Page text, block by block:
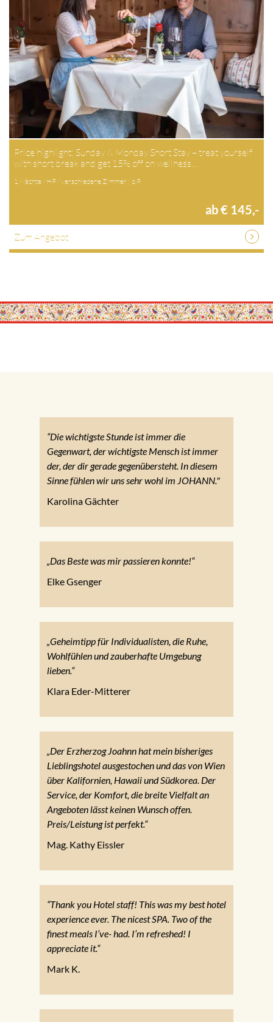
Price highlight: Sunday & Monday Short Stay – treat yourself
with short break and get 15% off on wellness…
1 Nächte / HP / verschiedene Zimmer / p.P.
ab € 145,-
Zum Angebot
“Die wichtigste Stunde ist immer die
Gegenwart, der wichtigste Mensch ist immer
der, der dir gerade gegenübersteht. In diesem
Sinne fühlen wir uns sehr wohl im JOHANN."
Karolina Gächter
„Das Beste was mir passieren konnte!“
Elke Gsenger
„Geheimtipp für Individualisten, die Ruhe,
Wohlfühlen und zauberhafte Umgebung
lieben.“
Klara Eder-Mitterer
„Der Erzherzog Joahnn hat mein bisheriges
Lieblingshotel ausgestochen und das von Wien
über Kalifornien, Hawaii und Südkorea. Der
Service, der Komfort, die breite Vielfalt an
Angeboten lässt keinen Wunsch offen.
Preis/Leistung ist perfekt.“
Mag. Kathy Eissler
“Thank you Hotel staff! This was my best hotel
experience ever. The nicest SPA. Two of the
finest meals I’ve- had. I’m refreshed! I
appreciate it.“
Mark K.